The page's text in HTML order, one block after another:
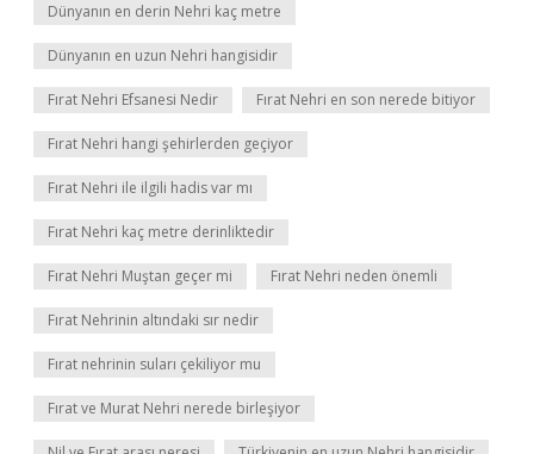
Dünyanın en derin Nehri kaç metre
Dünyanın en uzun Nehri hangisidir
Fırat Nehri Efsanesi Nedir Fırat Nehri en son nerede bitiyor
Fırat Nehri hangi şehirlerden geçiyor
Fırat Nehri ile ilgili hadis var mı
Fırat Nehri kaç metre derinliktedir
Fırat Nehri Muştan geçer mi Fırat Nehri neden önemli
Fırat Nehrinin altındaki sır nedir
Fırat nehrinin suları çekiliyor mu
Fırat ve Murat Nehri nerede birleşiyor